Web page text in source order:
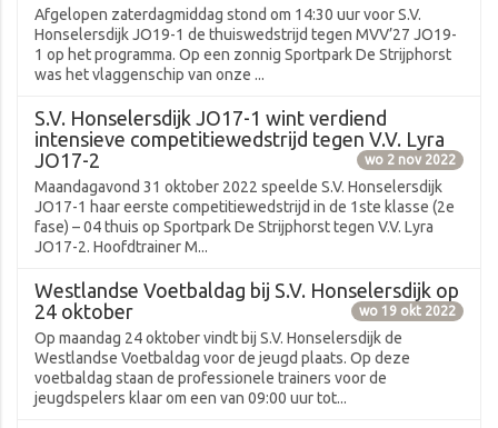
Afgelopen zaterdagmiddag stond om 14:30 uur voor S.V.
Honselersdijk JO19-1 de thuiswedstrijd tegen MVV’27 JO19-
1 op het programma. Op een zonnig Sportpark De Strijphorst
was het vlaggenschip van onze ...
S.V. Honselersdijk JO17-1 wint verdiend
intensieve competitiewedstrijd tegen V.V. Lyra
JO17-2
wo 2 nov 2022
Maandagavond 31 oktober 2022 speelde S.V. Honselersdijk
JO17-1 haar eerste competitiewedstrijd in de 1ste klasse (2e
fase) – 04 thuis op Sportpark De Strijphorst tegen V.V. Lyra
JO17-2. Hoofdtrainer M...
Westlandse Voetbaldag bij S.V. Honselersdijk op
24 oktober
wo 19 okt 2022
Op maandag 24 oktober vindt bij S.V. Honselersdijk de
Westlandse Voetbaldag voor de jeugd plaats. Op deze
voetbaldag staan de professionele trainers voor de
jeugdspelers klaar om een van 09:00 uur tot...